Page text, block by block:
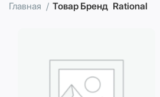
Главная Товар Бренд Rational